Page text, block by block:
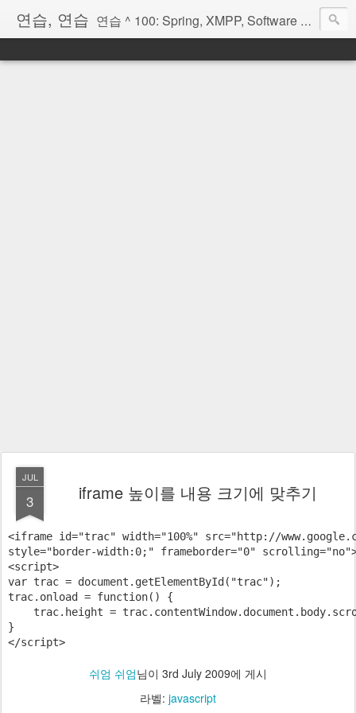
연습, 연습 연습 ^ 100: Spring, XMPP, Software Architecture, OSGi, Scala, Erlang
JUL
3 iframe 높이를 내용 크기에 맞추기
<iframe id="trac" width="100%" src="http://
style="border-width:0;" frameborder="0"
<script>
var trac = document.getElementById("trac");
trac.onload = function() {
trac.height =
}
</script>
쉬엄 쉬엄님이 3rd July 2009에 게시
라벨: javascript